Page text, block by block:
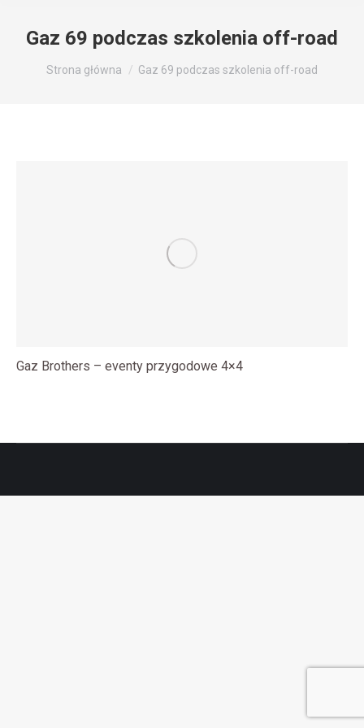
Gaz 69 podczas szkolenia off-road
Jesteś tutaj:
Strona główna Gaz 69 podczas szkolenia off-road
Gaz Brothers – eventy przygodowe 4×4